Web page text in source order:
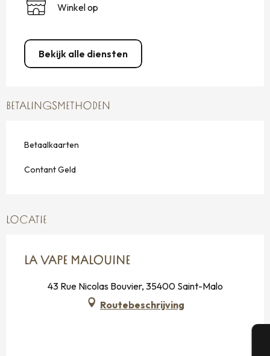
Winkel op
Bekijk alle diensten
BETALINGSMETHODEN
Betaalkaarten
Contant Geld
LOCATIE
LA VAPE MALOUINE
43 Rue Nicolas Bouvier, 35400 Saint-Malo
Routebeschrijving